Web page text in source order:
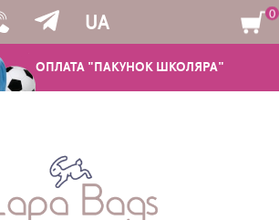
ОПЛАТА "ПАКУНОК ШКОЛЯРА"
UA
ТА РАНЦІ
0